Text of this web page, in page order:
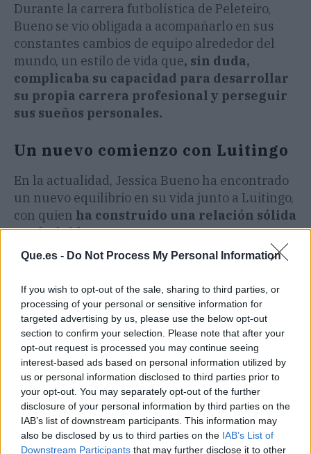
Que.es - Do Not Process My Personal Information
If you wish to opt-out of the sale, sharing to third parties, or
processing of your personal or sensitive information for
targeted advertising by us, please use the below opt-out
section to confirm your selection. Please note that after your
opt-out request is processed you may continue seeing
interest-based ads based on personal information utilized by
us or personal information disclosed to third parties prior to
your opt-out. You may separately opt-out of the further
disclosure of your personal information by third parties on the
IAB’s list of downstream participants. This information may
also be disclosed by us to third parties on the IAB’s List of
Downstream Participants that may further disclose it to other
Durante la carrera futbolística de Peleteiro,
Bueno se vio obligada a acompañarlo en sus
constantes cambios de equipo alrededor del
mundo, un estilo de vida que, sin duda,
complicaba su capacidad para desarrollar
su propia carrera profesional y perseguir
sus sueños personales.
Un nuevo comienzo con Luitingo
En la actualidad, Jessica Bueno ha encontrado
un nuevo equilibrio en su vida junto a Luitingo,
con quien ha construido una relación sólida
y saludable.
su actual pareja, Bueno ha dejado claro que ha
aprendido a valorar su voz y sus aspiraciones,
buscando un equilibrio entre su vida personal
y profesional.
Artículo anterior
Las 2 claves de
Marcelino para resurgir
al Villarreal CF
Artículo siguiente
Cristhian Mosquera solo
tiene una oferta mejor
que el Atlético